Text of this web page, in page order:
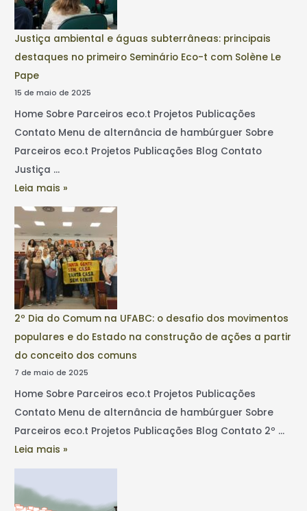
Justiça ambiental e águas subterrâneas: principais
destaques no primeiro Seminário Eco-t com Solène Le
Pape
15 de maio de 2025
Home Sobre Parceiros eco.t Projetos Publicações
Contato Menu de alternância de hambúrguer Sobre
Parceiros eco.t Projetos Publicações Blog Contato
Justiça …
Leia mais »
2º Dia do Comum na UFABC: o desafio dos movimentos
populares e do Estado na construção de ações a partir
do conceito dos comuns
7 de maio de 2025
Home Sobre Parceiros eco.t Projetos Publicações
Contato Menu de alternância de hambúrguer Sobre
Parceiros eco.t Projetos Publicações Blog Contato 2º …
Leia mais »